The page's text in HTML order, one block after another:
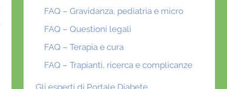
FAQ – Gravidanza, pediatria e micro
FAQ – Questioni legali
FAQ – Terapia e cura
FAQ – Trapianti, ricerca e complicanze